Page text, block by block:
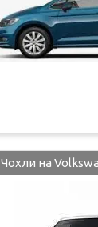
Чохли на